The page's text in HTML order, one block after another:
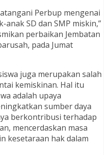
Perbup mengenai
SD dan SMP miskin,”
perbaikan Jembatan
pada Jumat
juga merupakan salah
kemiskinan. Hal itu
adalah upaya
sumber daya
berkontribusi terhadap
mencerdaskan masa
kesetaraan hak dalam